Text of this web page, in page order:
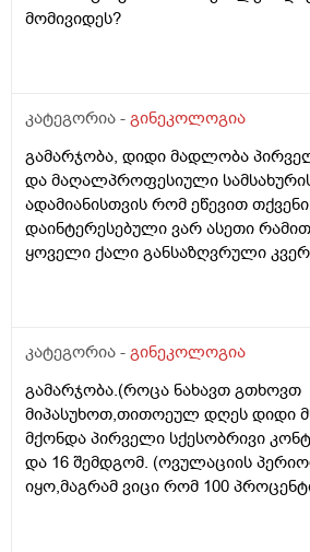
მომივიდეს?
კატეგორია - გინეკოლოგია
გამარჯობა, დიდი მადლობა
და მაღალპროფესიული
ადამიანისთვის რომ ეწევით
დაინტერესებული ვარ ასეთი
ყოველი ქალი განსაზღვრული
თითოელისთვის, ეს რიცხვი
(ჩვილობიდან) რომელ
რომ დავუშვათ, ზოგიერთ
რაოდენობა აქვთ მათ ორგანიზმში
კვერცხუჯრედებისა, დაბადების
კი მცირე? მადლობთ!
კატეგორია - გინეკოლოგია
გამარჯობა.(როცა ნახავთ გთხოვთ
მიპასუხოთ,თითოეულ დღეს დიდი
მქონდა პირველი სქესობრივი
და 16 შემდგომ. (ოვულაციის
იყო,მაგრამ ვიცი რომ 100
ვფოქრობ რადგანაც Implantation